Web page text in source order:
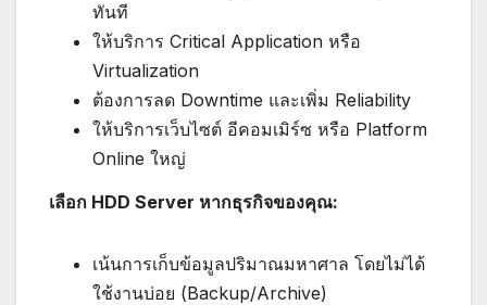
ทันที
ให้บริการ Critical Application หรือ
Virtualization
ต้องการลด Downtime และเพิ่ม Reliability
ให้บริการเว็บไซต์ อีคอมเมิร์ซ หรือ Platform
Online ใหญ่
เลือก HDD Server หากธุรกิจของคุณ:
เน้นการเก็บข้อมูลปริมาณมหาศาล โดยไม่ได้
ใช้งานบ่อย (Backup/Archive)